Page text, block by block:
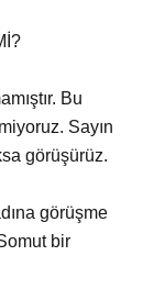
Bu
Sayın
görüşürüz.
görüşme
bir